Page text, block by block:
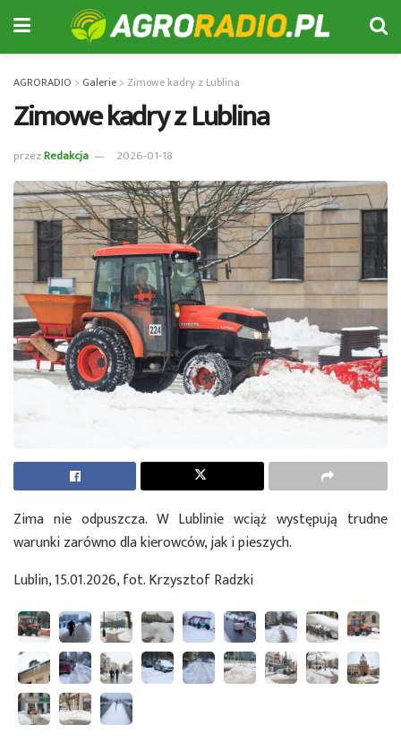
AGRORADIO > Galerie > Zimowe kadry z Lublina
Zimowe kadry z Lublina
przezRedakcja 2026-01-18
Zima nie odpuszcza. W Lublinie wciąż występują trudne
warunki zarówno dla kierowców, jak i pieszych.
Lublin, 15.01.2026, fot. Krzysztof Radzki